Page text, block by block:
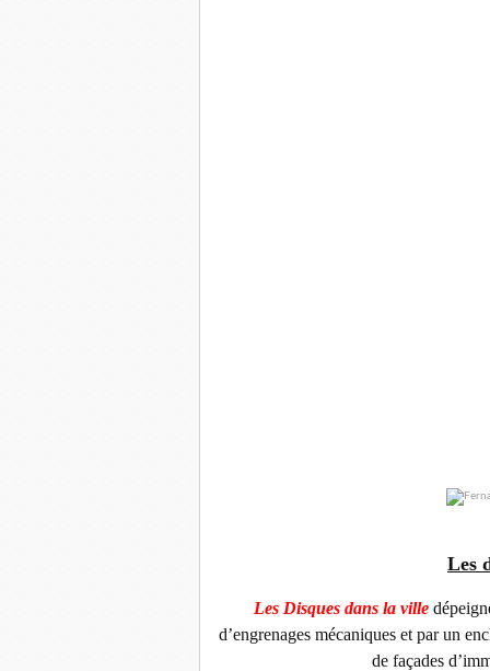
Les
Les Disques dans la ville
d’engrenages mécaniques et par un
de façades